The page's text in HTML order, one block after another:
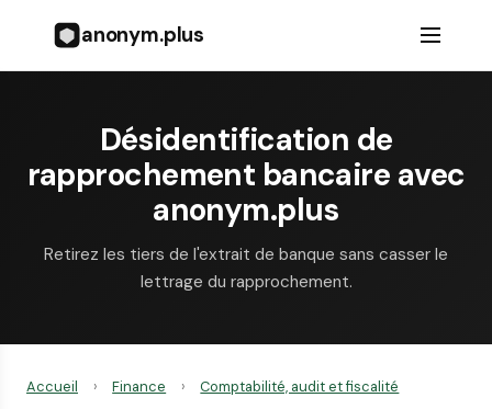
anonym.plus
Désidentification de
rapprochement bancaire avec
anonym.plus
Retirez les tiers de l'extrait de banque sans casser le
lettrage du rapprochement.
Accueil › Finance ›
Comptabilité, audit et fiscalité